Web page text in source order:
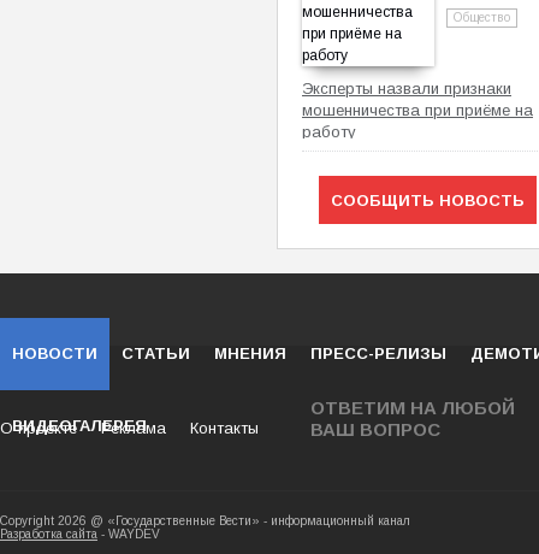
Общество
Эксперты назвали признаки
мошенничества при приёме на
работу
СООБЩИТЬ НОВОСТЬ
НОВОСТИ СТАТЬИ МНЕНИЯ ПРЕСС-РЕЛИЗЫ
ВИДЕОГАЛЕРЕЯ
ОТВЕТИМ НА ЛЮБОЙ
ВАШ ВОПРОС
О проекте Реклама Контакты
Copyright 2026 @ «Государственные Вести» -
Разработка сайта - WAYDEV